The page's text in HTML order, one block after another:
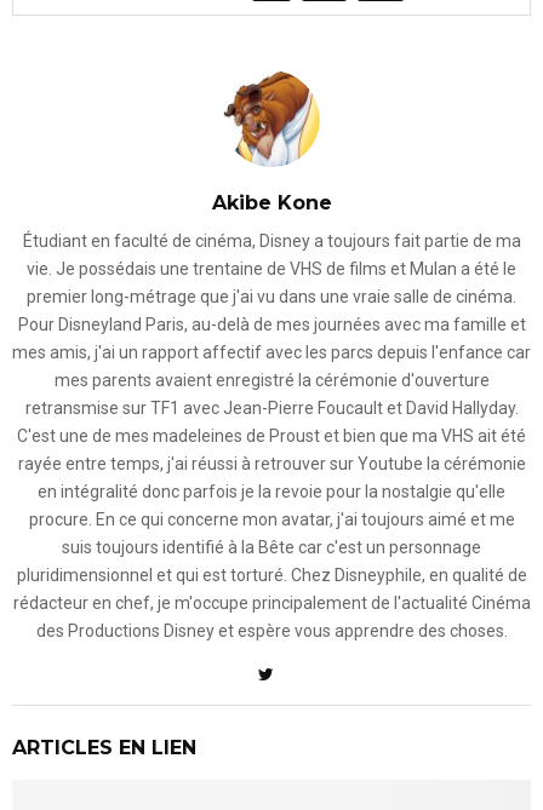
Akibe Kone
Étudiant en faculté de cinéma, Disney a toujours fait partie de ma
vie. Je possédais une trentaine de VHS de films et Mulan a été le
premier long-métrage que j'ai vu dans une vraie salle de cinéma.
Pour Disneyland Paris, au-delà de mes journées avec ma famille et
mes amis, j'ai un rapport affectif avec les parcs depuis l'enfance car
mes parents avaient enregistré la cérémonie d'ouverture
retransmise sur TF1 avec Jean-Pierre Foucault et David Hallyday.
C'est une de mes madeleines de Proust et bien que ma VHS ait été
rayée entre temps, j'ai réussi à retrouver sur Youtube la cérémonie
en intégralité donc parfois je la revoie pour la nostalgie qu'elle
procure. En ce qui concerne mon avatar, j'ai toujours aimé et me
suis toujours identifié à la Bête car c'est un personnage
pluridimensionnel et qui est torturé. Chez Disneyphile, en qualité de
rédacteur en chef, je m'occupe principalement de l'actualité Cinéma
des Productions Disney et espère vous apprendre des choses.
ARTICLES EN LIEN